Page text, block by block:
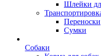
Шлейки
Переноски
Сумки
Собаки